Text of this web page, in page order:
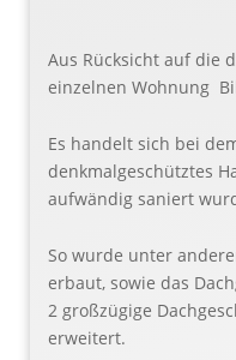
Aus Rücksicht auf die
einzelnen Wohnung
Es handelt sich bei
denkmalgeschütztes
aufwändig saniert
So wurde unter
erbaut, sowie das
2 großzügige
erweitert.